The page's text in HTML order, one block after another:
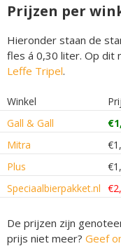
Prijzen per
Hieronder staan de
fles á 0,30 liter. Op dit
Leffe Tripel.
Winkel
Gall & Gall
Mitra
Plus
Speciaalbierpakket.nl
De prijzen zijn
prijs niet meer? Geef